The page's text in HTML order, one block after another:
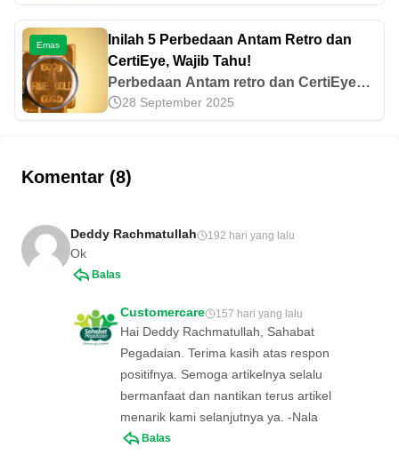
Lantas, apakah boleh gadai emas tanpa
surat? Yuk, cari tahu jawabannya di
sini!
Emas
Inilah 5 Perbedaan Antam Retro dan
CertiEye, Wajib Tahu!
Perbedaan Antam retro dan CertiEye
dapat dilihat dari harga, model
kemasan, sertifikat, dan lain
lengkapnya? Simak di sini!
28 September 2025
Komentar (8)
Deddy Rachmatullah 192 hari yang lalu
Ok
Balas
Customercare 157 hari yang lalu
Hai Deddy Rachmatullah, Sahabat
Pegadaian. Terima kasih atas respon
positifnya. Semoga artikelnya selalu
bermanfaat dan nantikan terus artikel
menarik kami selanjutnya ya. -Nala
Balas